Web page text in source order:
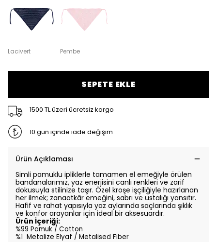
Lacivert Pembe
SEPETE EKLE
1500 TL üzeri ücretsiz kargo
10 gün içinde iade değişim
Ürün Açıklaması
Simli pamuklu ipliklerle tamamen el emeğiyle örülen
bandanalarımız, yaz enerjisini canlı renkleri ve zarif
dokusuyla stilinize taşır. Özel kroşe işçiliğiyle hazırlanan
her ilmek; zanaatkâr emeğini, sabrı ve ustalığı yansıtır.
Hafif ve rahat yapısıyla yaz aylarında saçlarında şıklık
ve konfor arayanlar için ideal bir aksesuardır.
Ürün İçeriği:
%99 Pamuk / Cotton
%1 Metalize Elyaf / Metalised Fiber